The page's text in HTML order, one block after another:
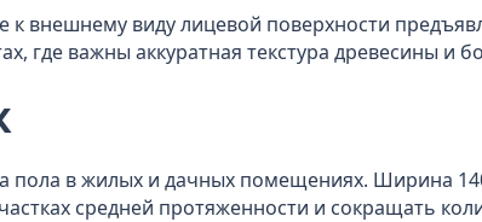
внешнему виду лицевой поверхности
где важны аккуратная текстура древесины и
пола в жилых и дачных помещениях. Ширина
средней протяженности и сокращать